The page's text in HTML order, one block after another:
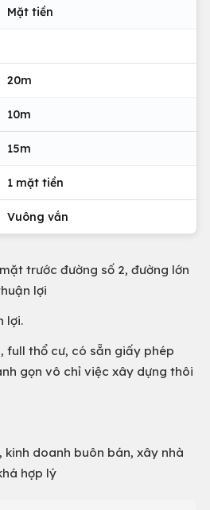
Mặt tiền
20m
10m
15m
1 mặt tiền
Vuông vắn
trước đường số 2, đường lớn
lợi
lợi.
full thổ cư, có sẵn giấy phép
gọn vô chỉ việc xây dựng thôi
doanh buôn bán, xây nhà
hợp lý